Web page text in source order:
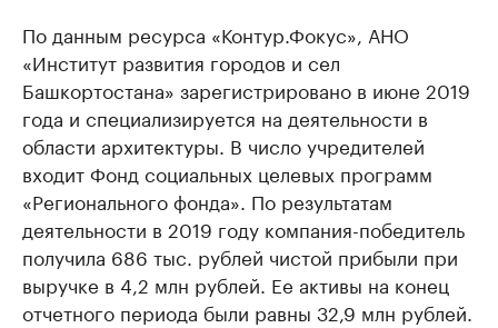
По данным ресурса «Контур.Фокус», АНО
«Институт развития городов и сел
Башкортостана» зарегистрировано в июне 2019
года и специализируется на деятельности в
области архитектуры. В число учредителей
входит Фонд социальных целевых программ
«Регионального фонда». По результатам
деятельности в 2019 году компания-победитель
получила 686 тыс. рублей чистой прибыли при
выручке в 4,2 млн рублей. Ее активы на конец
отчетного периода были равны 32,9 млн рублей.